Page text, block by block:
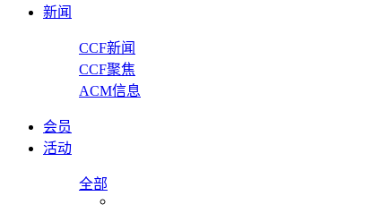
新闻
CCF新闻
CCF聚焦
ACM信息
会员
活动
全部